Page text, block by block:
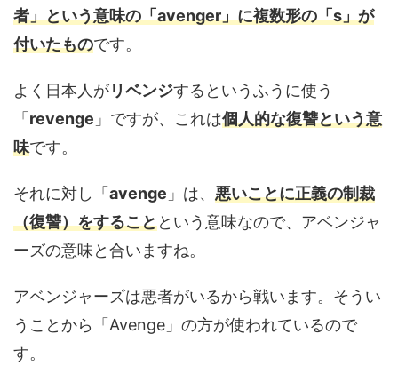
者」という意味の「avenger」に複数形の「s」が
付いたものです。
よく日本人がリベンジするというふうに使う
「 revenge 」ですが、これは個人的な復讐という意
味です。
それに対し「 avenge 」は、 悪いことに正義の制裁
（復讐）をすることという意味なので、アベンジャ
ーズの意味と合いますね。
アベンジャーズは悪者がいるから戦います。そうい
うことから「Avenge」の方が使われているので
す。